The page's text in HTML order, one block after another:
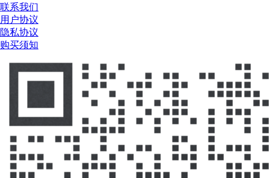
联系我们
用户协议
隐私协议
购买须知